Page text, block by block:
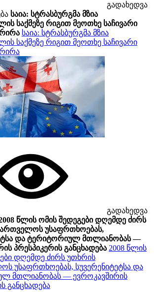
გადახედვა
საია: სტრასბურგმა მზია
საქმეზე რიგით მეოთხე საჩივარი
საია: სტრასბურგმა მზია
საქმეზე რიგით მეოთხე საჩივარი
გადახედვა
წლის ომის შედეგები დღემდე ძირს
უსაფრთხოებას,
და ტერიტორიულ მთლიანობას —
პრესპიკერის განცხადება 2008 წლის
დღემდე ძირს უთხრის
უსაფრთხოებას, სუვერენიტეტსა და
მთლიანობას — ევროკავშირის
განცხადება